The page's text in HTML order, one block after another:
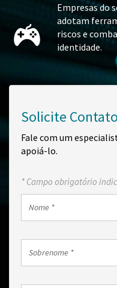
Empresas do
adotam
riscos e
identidade.
Solicite Contato
Fale com um
apoiá-lo.
* Campo obrigatório